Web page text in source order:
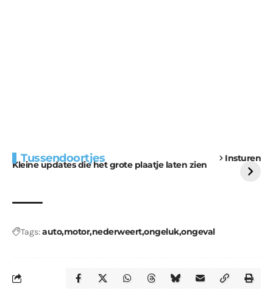
Tussendoortjes Insturen
Kleine updates die het grote plaatje laten zien
voor kabouters
uitdaging
Tags:automotornederweertongelukongeval